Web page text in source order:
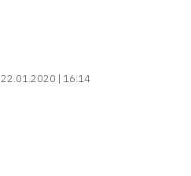
22.01.2020 | 16:14